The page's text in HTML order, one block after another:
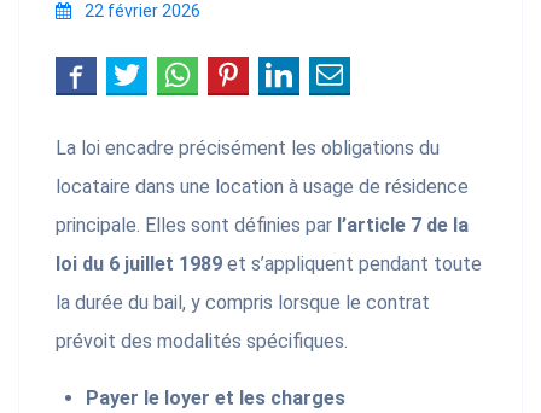
22 février 2026
La loi encadre précisément les obligations du
locataire dans une location à usage de résidence
principale. Elles sont définies par l’article 7 de la
loi du 6 juillet 1989 et s’appliquent pendant toute
la durée du bail, y compris lorsque le contrat
prévoit des modalités spécifiques.
Payer le loyer et les charges